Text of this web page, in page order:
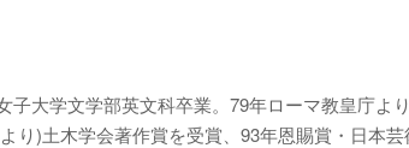
子大学文学部英文科卒業。79年ローマ教皇庁よ
り)土木学会著作賞を受賞、93年恩賜賞・日本